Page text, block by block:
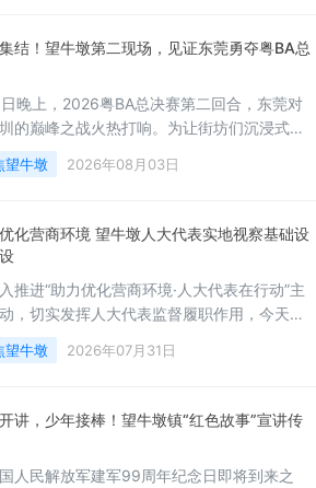
、房前屋后、田间地头、闲置地块，以及小
天台、花园绿地等重点区域，实地检查积水
指出，当前正值高温多雨季节，蚊虫活动频
结！望牛墩第二现场，见证东莞勇夺粤BA总
晚上，2026粤BA总决赛第二回合，东莞对
的巅峰之战火热打响。为让街坊们沉浸式感
盛宴，望牛墩镇文化服务中心、新时代文明
心精心筹备，在图书馆培训室开设球迷第二
同为东莞队加油助威，全程见证东莞队勇夺
！比赛正式打响，东莞队与深圳队展开激烈
守……热血对决场面接连上演。大屏实时同
望牛墩 2026年08月03日
化营商环境 望牛墩人大代表实地视察基础设
推进“助力优化营商环境·人大代表在行动”主
，切实发挥人大代表监督履职作用，今天（7
）上午，镇人大组织市、镇人大代表开展基
工程建设情况视察活动，实地察看工程建设
基础设施提质升级。镇人大主席王晖，镇人
席刘文乐，以及部分市、镇人大代表等参加
、望洪污水处理厂等基础设施项目现场
望牛墩 2026年07月31日
讲，少年接棒！望牛墩镇“红色故事”宣讲传
人民解放军建军99周年纪念日即将到来之